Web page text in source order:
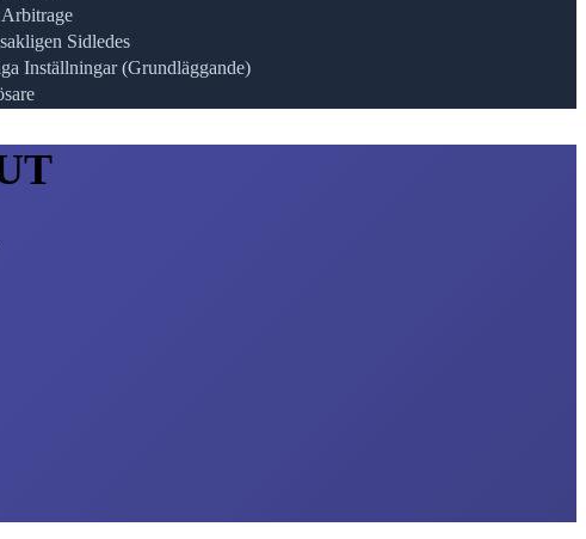
Sidledes
Inställningar (Grundläggande)